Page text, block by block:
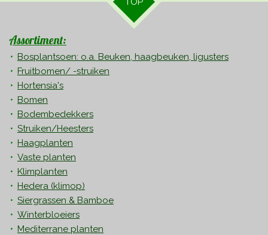
Assortiment:
Bosplantsoen: o.a. Beuken, haagbeuken, ligusters
Fruitbomen/ -struiken
Hortensia's
Bomen
Bodembedekkers
Struiken/Heesters
Haagplanten
Vaste planten
Klimplanten
Hedera (klimop)
Siergrassen & Bamboe
Winterbloeiers
Mediterrane planten